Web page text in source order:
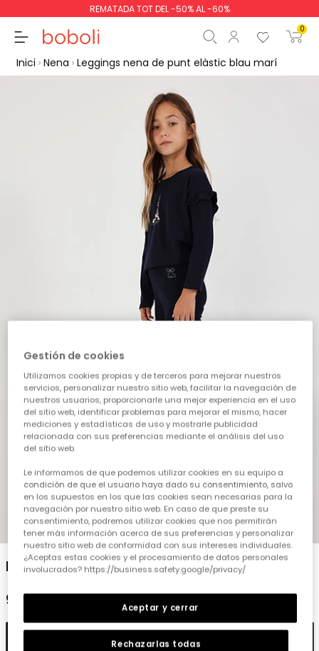
REMATADA TOT DEL -50% AL -60%
0
Començar la
Inici Nena Leggings nena de punt elàstic blau marí
1 2 3 4 5
Leggings nena de punt elàstic blau marí
9,95 €
Afegir
Gestión de cookies
Utilizamos cookies propias y de terceros para mejorar nuestros
servicios, personalizar nuestro sitio web, facilitar la navegación de
nuestros usuarios, proporcionarle una mejor experiencia en el uso
del sitio web, identificar problemas para mejorar el mismo, hacer
mediciones y estadísticas de uso y mostrarle publicidad
relacionada con sus preferencias mediante el análisis del uso
del sitio web.
Le informamos de que podemos utilizar cookies en su equipo a
condición de que el usuario haya dado su consentimiento, salvo
en los supuestos en los que las cookies sean necesarias para la
navegación por nuestro sitio web. En caso de que preste su
consentimiento, podremos utilizar cookies que nos permitirán
tener más información acerca de sus preferencias y personalizar
nuestro sitio web de conformidad con sus intereses individuales.
¿Aceptas estas cookies y el procesamiento de datos personales
involucrados? https://business.safety.google/privacy/
Rechazarlas todas
Aceptar y cerrar